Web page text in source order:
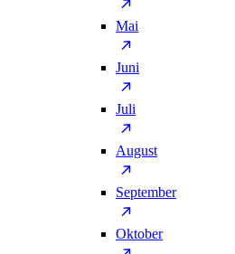
Mai
Juni
Juli
August
September
Oktober